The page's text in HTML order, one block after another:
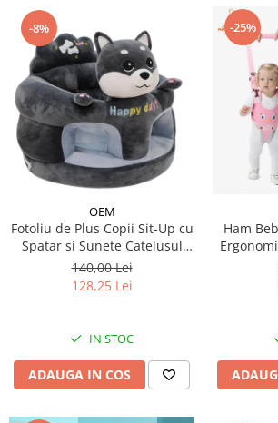
-8%
OEM
Fotoliu de Plus Copii Sit-Up cu
Spatar si Sunete Catelusul
Woofy
140,00 Lei
128,25 Lei
IN STOC
ADAUGA IN COS
-25%
Ham